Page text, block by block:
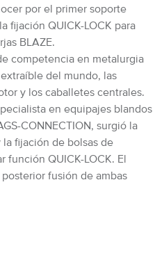
por el primer soporte
fijación QUICK-LOCK para
BLAZE.
competencia en metalurgia
del mundo, las
y los caballetes centrales.
en equipajes blandos
CONNECTION, surgió la
fijación de bolsas de
QUICK-LOCK. El
fusión de ambas